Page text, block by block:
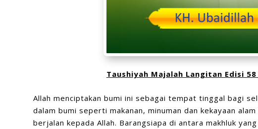
Taushiyah Majalah Langitan Edisi
Allah menciptakan bumi ini sebagai tempat tinggal bagi
dalam bumi seperti makanan, minuman dan kekayaan
berjalan kepada Allah. Barangsiapa di antara makhluk